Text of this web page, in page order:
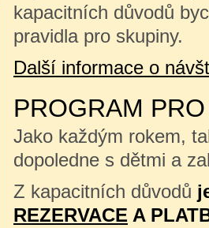
kapacitních důvodů
pravidla pro skupiny.
Další informace o
PROGRAM
Jako každým rokem,
dopoledne s dětmi a
Z kapacitních důvodů
REZERVACE A